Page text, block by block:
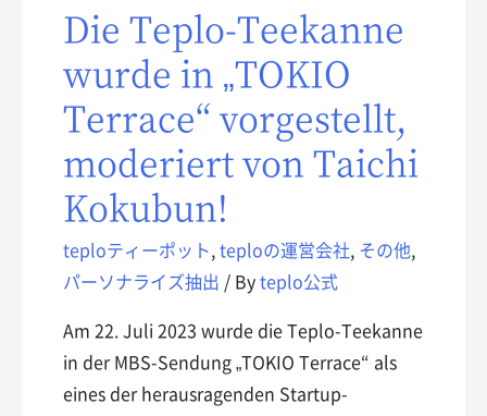
Die Teplo-Teekanne
wurde in „TOKIO
Terrace“ vorgestellt,
moderiert von Taichi
Kokubun!
teploティーポット,teploの運営会社, その他,
パーソナライズ抽出 / Byteplo公式
Am 22. Juli 2023 wurde die Teplo-Teekanne
in der MBS-Sendung „TOKIO Terrace“ als
eines der herausragenden Startup-